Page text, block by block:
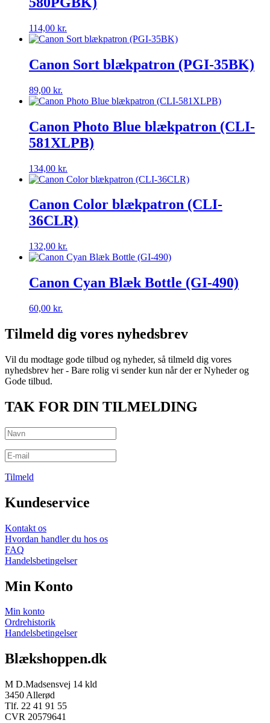
114,00 kr.
Canon Sort blækpatron (PGI-35BK)
89,00 kr.
Canon Photo Blue blækpatron (CLI-
581XLPB)
134,00 kr.
Canon Color blækpatron (CLI-
36CLR)
132,00 kr.
Canon Cyan Blæk Bottle (GI-490)
60,00 kr.
Tilmeld dig vores nyhedsbrev
Vil du modtage gode tilbud og nyheder, så tilmeld dig vores
nyhedsbrev her - Bare rolig vi sender kun når der er Nyheder og
Gode tilbud.
TAK FOR DIN TILMELDING
Tilmeld
Kundeservice
Kontakt os
Hvordan handler du hos os
FAQ
Handelsbetingelser
Min Konto
Min konto
Ordrehistorik
Handelsbetingelser
Blækshoppen.dk
M D.Madsensvej 14 kld
3450 Allerød
Tlf. 22 41 91 55
CVR 20579641